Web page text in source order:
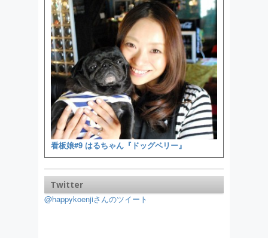
看板娘#9 はるちゃん『ドッグベリー』
Twitter
@happykoenjiさんのツイート